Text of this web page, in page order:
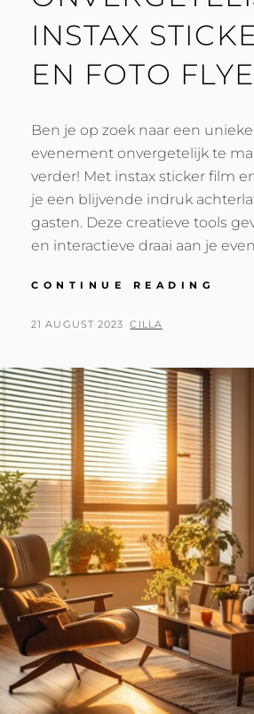
INSTAX
EN FOTO
Ben je op zoek naar een
evenement onvergetelijk te
verder! Met instax sticker film
je een blijvende indruk
gasten. Deze creatieve tools
en interactieve draai aan je
CONTINUE READING
FILM
EN
FOTO
POSTED
21 AUGUST 2023 BY
CILLA